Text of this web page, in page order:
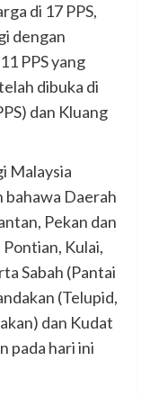
di 17 PPS,
dengan
PPS yang
dibuka di
dan Kluang
Malaysia
bahawa Daerah
Pekan dan
Kulai,
Sabah (Pantai
(Telupid,
dan Kudat
pada hari ini